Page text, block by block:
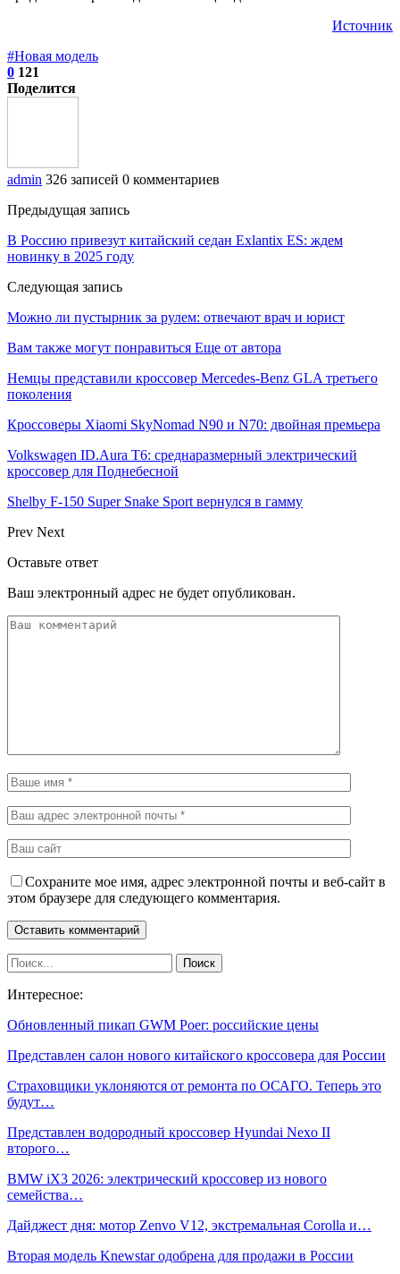
Источник
#Новая модель
0 121
Поделится
admin 326 записей 0 комментариев
Предыдущая запись
В Россию привезут китайский седан Exlantix ES: ждем
новинку в 2025 году
Следующая запись
Можно ли пустырник за рулем: отвечают врач и юрист
Вам также могут понравиться Еще от автора
Немцы представили кроссовер Mercedes-Benz GLA третьего
поколения
Кроссоверы Xiaomi SkyNomad N90 и N70: двойная премьера
Volkswagen ID.Aura T6: среднаразмерный электрический
кроссовер для Поднебесной
Shelby F-150 Super Snake Sport вернулся в гамму
Prev Next
Оставьте ответ
Ваш электронный адрес не будет опубликован.
Сохраните мое имя, адрес электронной почты и веб-сайт в
этом браузере для следующего комментария.
Интересное:
Обновленный пикап GWM Poer: российские цены
Представлен салон нового китайского кроссовера для России
Страховщики уклоняются от ремонта по ОСАГО. Теперь это
будут…
Представлен водородный кроссовер Hyundai Nexo II
второго…
BMW iX3 2026: электрический кроссовер из нового
семейства…
Дайджест дня: мотор Zenvo V12, экстремальная Corolla и…
Вторая модель Knewstar одобрена для продажи в России